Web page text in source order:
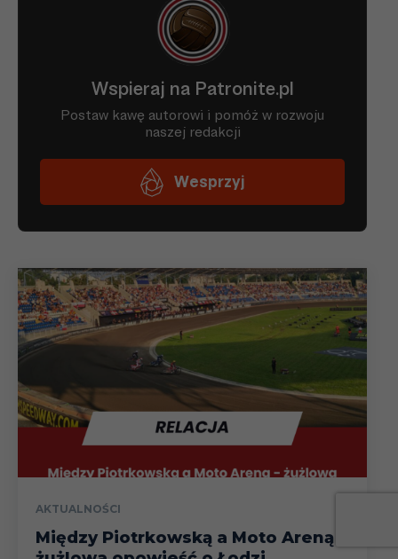
AKTUALNOŚCI
Między Piotrkowską a Moto Areną –